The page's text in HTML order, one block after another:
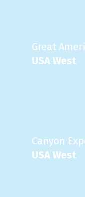
Great
USA West
Canyon
USA West